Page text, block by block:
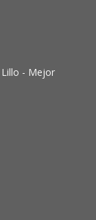
Lillo - Mejor